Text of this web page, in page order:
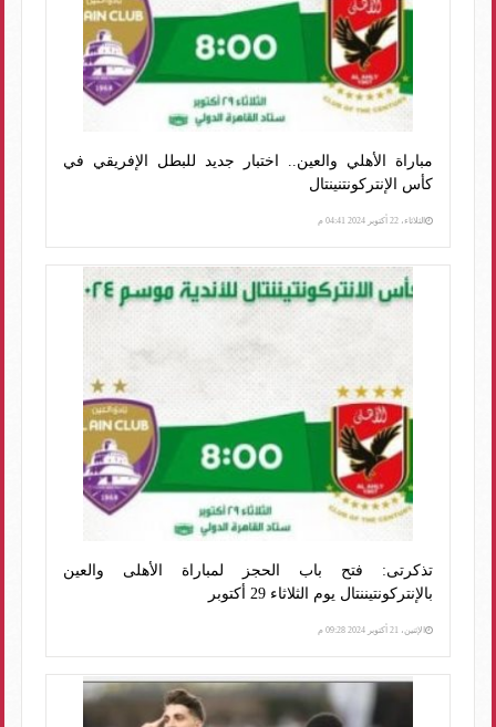
مباراة الأهلي والعين.. اختبار جديد للبطل الإفريقي في
كأس الإنتركونتنينتال
الثلاثاء، 22 أكتوبر 2024 04:41 م
تذكرتى: فتح باب الحجز لمباراة الأهلى والعين
بالإنتركونتيننتال يوم الثلاثاء 29 أكتوبر
الإثنين، 21 أكتوبر 2024 09:28 م